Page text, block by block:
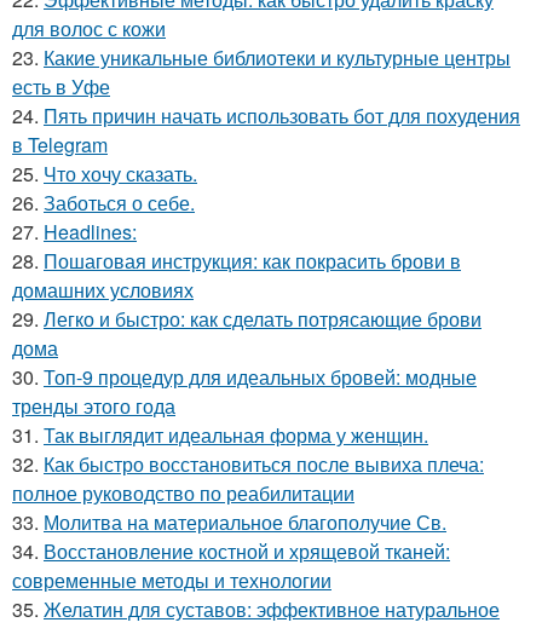
для волос с кожи
23. Какие уникальные библиотеки и культурные центры
есть в Уфе
24. Пять причин начать использовать бот для похудения
в Telegram
25. Что хочу сказать.
26. Заботься о себе.
27. Headlines:
28. Пошаговая инструкция: как покрасить брови в
домашних условиях
29. Легко и быстро: как сделать потрясающие брови
дома
30. Топ-9 процедур для идеальных бровей: модные
тренды этого года
31. Так выглядит идеальная форма у женщин.
32. Как быстро восстановиться после вывиха плеча:
полное руководство по реабилитации
33. Молитва на материальное благополучие Св.
34. Восстановление костной и хрящевой тканей:
современные методы и технологии
35. Желатин для суставов: эффективное натуральное